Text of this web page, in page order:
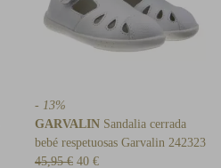
- 13%
GARVALIN Sandalia cerrada
bebé respetuosas Garvalin 242323
45,95 € 40 €